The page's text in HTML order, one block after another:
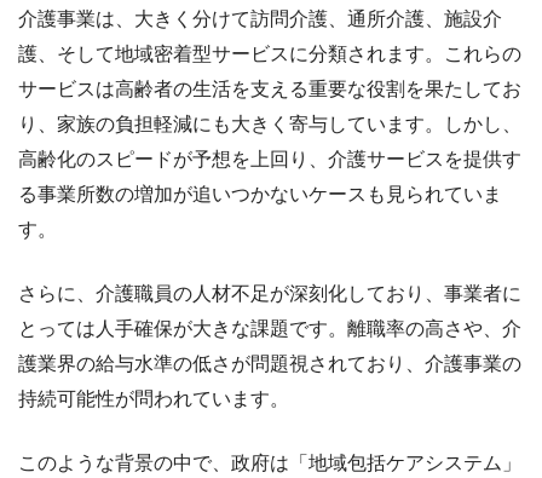
介護事業は、大きく分けて訪問介護、通所介護、施設介
護、そして地域密着型サービスに分類されます。これらの
サービスは高齢者の生活を支える重要な役割を果たしてお
り、家族の負担軽減にも大きく寄与しています。しかし、
高齢化のスピードが予想を上回り、介護サービスを提供す
る事業所数の増加が追いつかないケースも見られていま
す。
さらに、介護職員の人材不足が深刻化しており、事業者に
とっては人手確保が大きな課題です。離職率の高さや、介
護業界の給与水準の低さが問題視されており、介護事業の
持続可能性が問われています。
このような背景の中で、政府は「地域包括ケアシステム」